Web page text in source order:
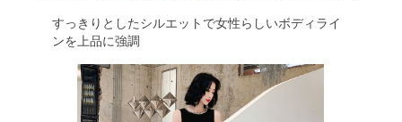
すっきりとしたシルエットで女性らしいボディライ
ンを上品に強調